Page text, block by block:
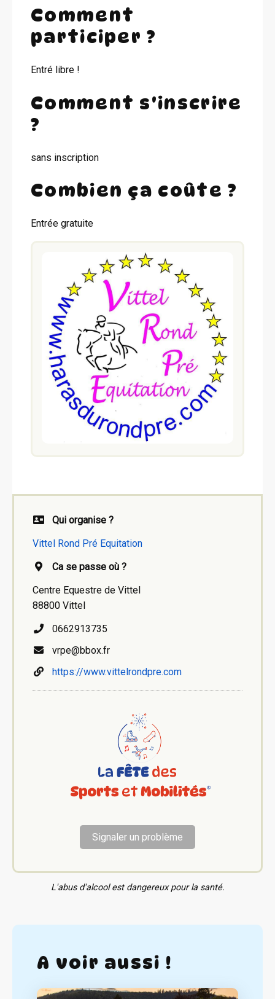
Comment
participer ?
Entré libre !
Comment s'inscrire
?
sans inscription
Combien ça coûte ?
Entrée gratuite
Qui organise ?
Vittel Rond Pré Equitation
Ca se passe où ?
Centre Equestre de Vittel
88800 Vittel
0662913735
vrpe@bbox.fr
https://www.vittelrondpre.com
Signaler un problème
L'abus d'alcool est dangereux pour la santé.
A voir aussi !